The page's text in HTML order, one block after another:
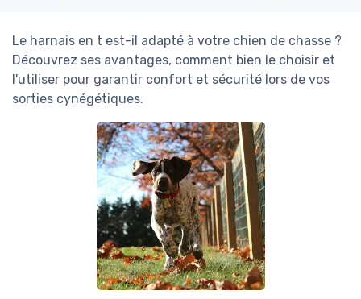
Le harnais en t est-il adapté à votre chien de chasse ?
Découvrez ses avantages, comment bien le choisir et
l'utiliser pour garantir confort et sécurité lors de vos
sorties cynégétiques.